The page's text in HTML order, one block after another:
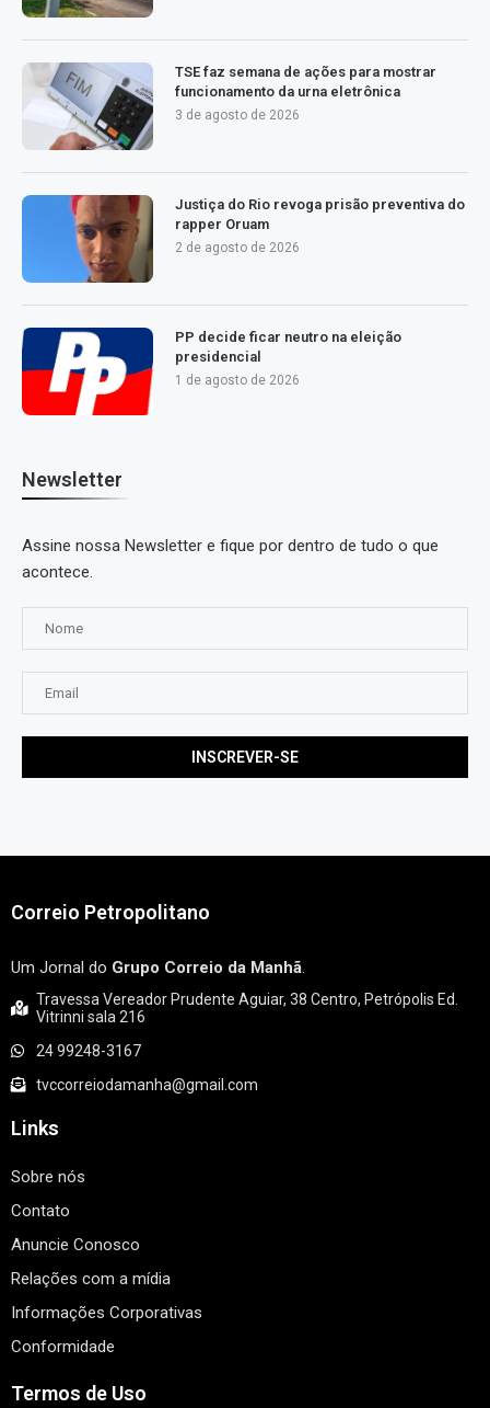
TSE faz semana de ações para mostrar
funcionamento da urna eletrônica
3 de agosto de 2026
Justiça do Rio revoga prisão preventiva do
rapper Oruam
2 de agosto de 2026
PP decide ficar neutro na eleição
presidencial
1 de agosto de 2026
Newsletter
Assine nossa Newsletter e fique por dentro de tudo o que
acontece.
Correio Petropolitano
Um Jornal do Grupo Correio da Manhã.
Travessa Vereador Prudente Aguiar, 38 Centro, Petrópolis Ed.
Vitrinni sala 216
24 99248-3167
tvccorreiodamanha@gmail.com
Links
Sobre nós
Contato
Anuncie Conosco
Relações com a mídia
Informações Corporativas
Conformidade
Termos de Uso